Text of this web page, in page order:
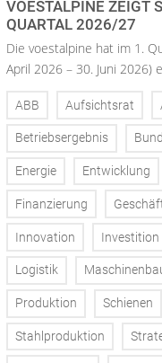
VOESTALPINE ZEIGT
QUARTAL 2026/27
Die voestalpine hat im 1.
April 2026 – 30. Juni 2026)
ABB Aufsichtsrat
Betriebsergebnis Bund
Energie Entwicklung
Finanzierung
Innovation Investition
Logistik
Produktion Schienen
Stahlproduktion